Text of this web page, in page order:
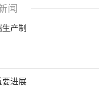
闻
产制
进展